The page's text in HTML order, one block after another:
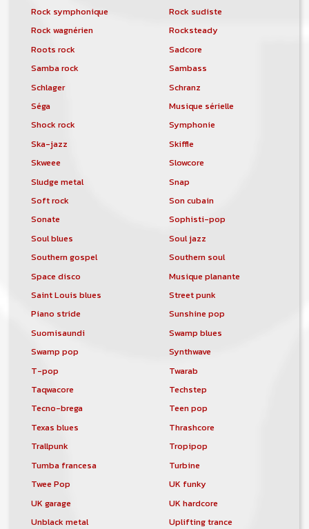
Rock symphonique
Rock sudiste
Rock wagnérien
Rocksteady
Roots rock
Sadcore
Samba rock
Sambass
Schlager
Schranz
Séga
Musique sérielle
Shock rock
Symphonie
Ska-jazz
Skiffle
Skweee
Slowcore
Sludge metal
Snap
Soft rock
Son cubain
Sonate
Sophisti-pop
Soul blues
Soul jazz
Southern gospel
Southern soul
Space disco
Musique planante
Saint Louis blues
Street punk
Piano stride
Sunshine pop
Suomisaundi
Swamp blues
Swamp pop
Synthwave
T-pop
Twarab
Taqwacore
Techstep
Tecno-brega
Teen pop
Texas blues
Thrashcore
Trallpunk
Tropipop
Tumba francesa
Turbine
Twee Pop
UK funky
UK garage
UK hardcore
Unblack metal
Uplifting trance